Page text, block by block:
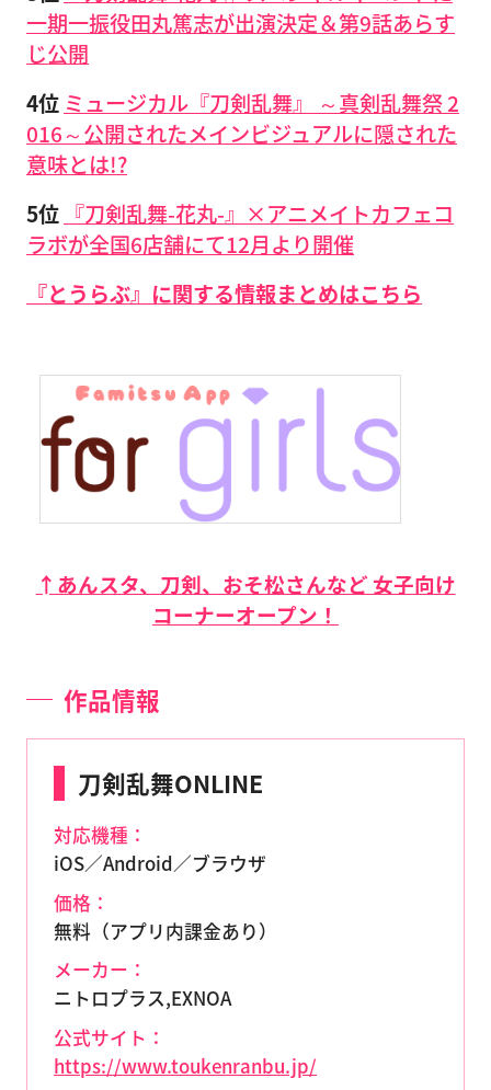
一期一振役田丸篤志が出演決定＆第9話あらす
じ公開
4位 ミュージカル『刀剣乱舞』 ～真剣乱舞祭 2
016～公開されたメインビジュアルに隠された
意味とは!?
5位 『刀剣乱舞-花丸-』×アニメイトカフェコ
ラボが全国6店舗にて12月より開催
『とうらぶ』に関する情報まとめはこちら
↑あんスタ、刀剣、おそ松さんなど 女子向け
コーナーオープン！
作品情報
刀剣乱舞ONLINE
対応機種：
iOS／Android／ブラウザ
価格：
無料（アプリ内課金あり）
メーカー：
ニトロプラス,EXNOA
公式サイト：
https://www.toukenranbu.jp/